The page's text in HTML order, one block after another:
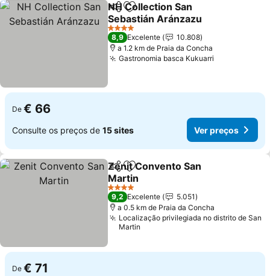
PartilharAdicionar aos favoritos
NH Collection San
Sebastián Aránzazu
4 Estrelas
8,9 Excelente
10.808
a 1.2 km de Praia da Concha
Gastronomia basca Kukuarri
De € 66
Consulte os preços de 15 sites Ver preços
PartilharAdicionar aos favoritos
Zenit Convento San
Martin
4 Estrelas
9,2 Excelente
5.051
a 0.5 km de Praia da Concha
Localização privilegiada no distrito de San
Martin
De € 71